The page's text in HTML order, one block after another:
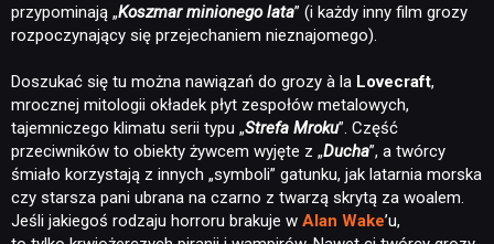
przypominają „Koszmar minionego lata” (i każdy inny film grozy
rozpoczynający się przejechaniem nieznajomego).
Doszukać się tu można nawiązań do grozy à la Lovecraft,
mrocznej mitologii okładek płyt zespołów metalowych,
tajemniczego klimatu serii typu „Strefa Mroku”. Część
przeciwników to obiekty żywcem wyjęte z „Ducha”, a twórcy
śmiało korzystają z innych „symboli” gatunku, jak latarnia morska
czy starsza pani ubrana na czarno z twarzą skrytą za woalem.
Jeśli jakiegoś rodzaju horroru brakuje w Alan Wake’u,